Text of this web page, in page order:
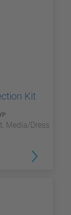
Kit
Media/Dress